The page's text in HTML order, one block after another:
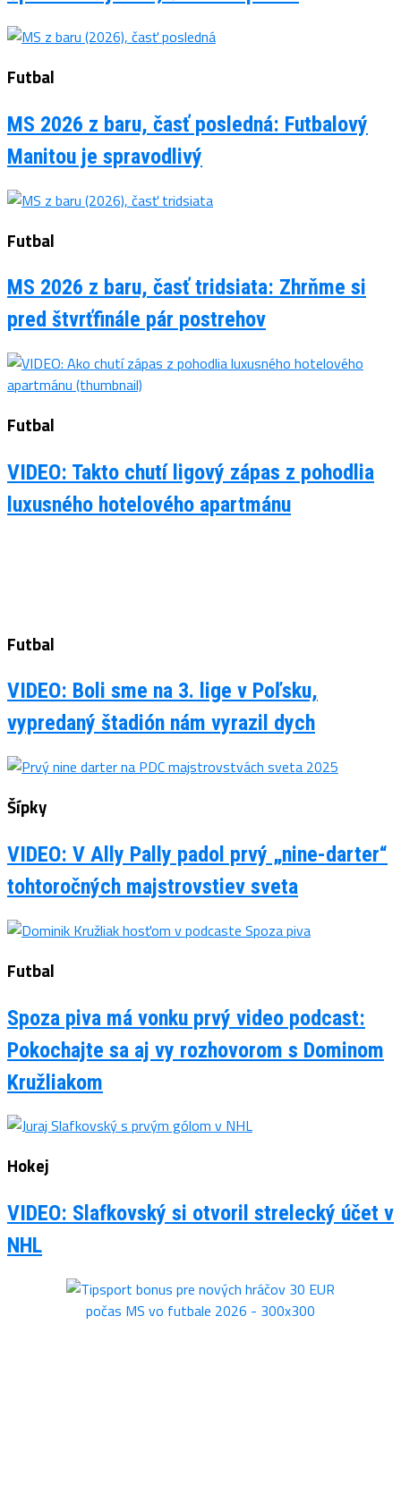
Futbal
MS 2026 z baru, časť posledná: Futbalový
Manitou je spravodlivý
Futbal
MS 2026 z baru, časť tridsiata: Zhrňme si
pred štvrťfinále pár postrehov
Futbal
VIDEO: Takto chutí ligový zápas z pohodlia
luxusného hotelového apartmánu
Futbal
VIDEO: Boli sme na 3. lige v Poľsku,
vypredaný štadión nám vyrazil dych
Šípky
VIDEO: V Ally Pally padol prvý „nine-darter“
tohtoročných majstrovstiev sveta
Futbal
Spoza piva má vonku prvý video podcast:
Pokochajte sa aj vy rozhovorom s Dominom
Kružliakom
Hokej
VIDEO: Slafkovský si otvoril strelecký účet v
NHL